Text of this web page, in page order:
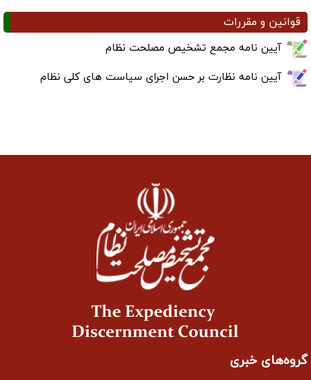
و مقررات
آیین نامه مجمع تشخیص مصلحت نظام
آیین نامه نظارت بر حسن اجرای سیاست های کلی نظام
خبری